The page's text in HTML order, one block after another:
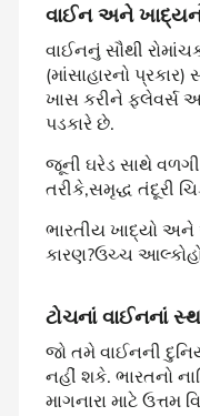
વાઈન અને
વાઈનનું સૌથી
(માંસાહારનો
ખાસ કરીને ફ્લેવર્સ
પડકારે છે.
જૂની ઘરેડ સાથે વળગી
તરીકે,સમૃદ્ધ તંદૂરી
ભારતીય ખાદ્યો અને
કારણ?ઉચ્ચ
ટોચનાં વાઈનનાં
જો તમે વાઈનની
નહીં શકે. ભારતનો
માગનારા માટે